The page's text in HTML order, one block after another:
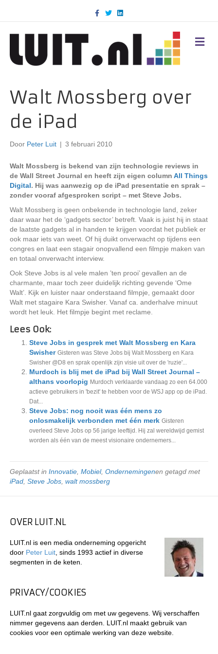
c
k
T
w
i
n
d
M
E
Walt Mossberg over
de iPad
Door Peter Luit | 3 februari 2010
Walt Mossberg is bekend van zijn technologie reviews in
de Wall Street Journal en heeft zijn eigen column All Things
Digital. Hij was aanwezig op de iPad presentatie en sprak –
zonder vooraf afgesproken script – met Steve Jobs.
Walt Mossberg is geen onbekende in technologie land, zeker
daar waar het de ‘gadgets sector’ betreft. Vaak is juist hij in staat
de laatste gadgets al in handen te krijgen voordat het publiek er
ook maar iets van weet. Of hij duikt onverwacht op tijdens een
congres en laat een stagair onopvallend een filmpje maken van
en totaal onverwacht interview.
Ook Steve Jobs is al vele malen ’ten prooi’ gevallen an de
charmante, maar toch zeer duidelijk richting gevende ‘Ome
Walt’. Kijk en luister naar onderstaand filmpje, gemaakt door
Walt met stagaire Kara Swisher. Vanaf ca. anderhalve minuut
wordt het leuk. Het filmpje begint met reclame.
Lees Ook:
Steve Jobs in gesprek met Walt Mossberg en Kara
Swisher Gisteren was Steve Jobs bij Walt Mossberg en Kara
Swisher @D8 en sprak openlijk zijn visie uit over de 'ruzie'...
Murdoch is blij met de iPad bij Wall Street Journal –
althans voorlopig Murdoch verklaarde vandaag zo een 64.000
actieve gebruikers in 'bezit' te hebben voor de WSJ app op de iPad.
Dat...
Steve Jobs: nog nooit was één mens zo
onlosmakelijk verbonden met één merk Gisteren
overleed Steve Jobs op 56 jarige leeftijd. Hij zal wereldwijd gemist
worden als één van de meest visionaire ondernemers...
Geplaatst in Innovatie Mobiel, Ondernemingenen getagd met
iPad Steve Jobs walt mossberg
OVER LUIT.NL
LUIT.nl is een media onderneming opgericht
door Peter Luit , sinds 1993 actief in diverse
segmenten in de keten.
PRIVACY/COOKIES
LUIT.nl gaat zorgvuldig om met uw gegevens. Wij verschaffen
nimmer gegevens aan derden. LUIT.nl maakt gebruik van
cookies voor een optimale werking van deze website.